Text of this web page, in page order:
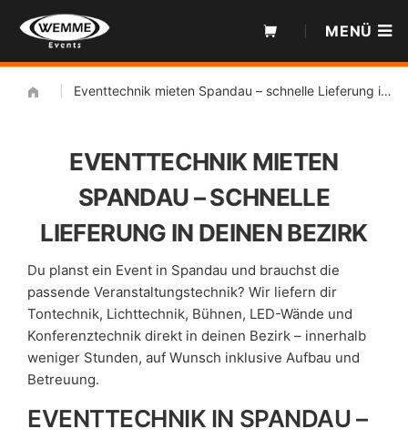
Inhalt
MENÜ
Eventtechnik mieten Spandau – schnelle Lieferung in deinen Bezirk
EVENTTECHNIK MIETEN
SPANDAU – SCHNELLE
LIEFERUNG IN DEINEN BEZIRK
Du planst ein Event in Spandau und brauchst die
passende Veranstaltungstechnik? Wir liefern dir
Tontechnik, Lichttechnik, Bühnen, LED-Wände und
Konferenztechnik direkt in deinen Bezirk – innerhalb
weniger Stunden, auf Wunsch inklusive Aufbau und
Betreuung.
EVENTTECHNIK IN SPANDAU –